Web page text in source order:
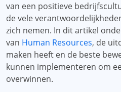
van een positieve
de vele
zich nemen. In dit artikel
van Human Resources, de
maken heeft en de beste
kunnen implementeren om
overwinnen.